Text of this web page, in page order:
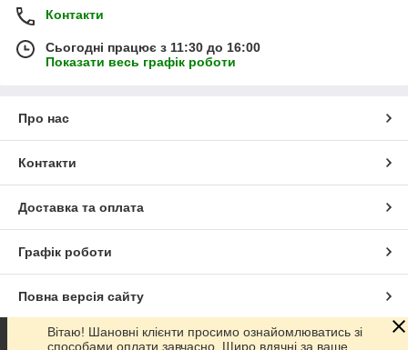
Контакти
Сьогодні працює з 11:30 до 16:00
Показати весь графік роботи
Про нас
Контакти
Доставка та оплата
Графік роботи
Повна версія сайту
Сайт створено на маркетплейсіProm.ua
Вітаю! Шановні клієнти просимо ознайомлюватись зі
способами оплати завчасно. Щиро вдячні за ваше